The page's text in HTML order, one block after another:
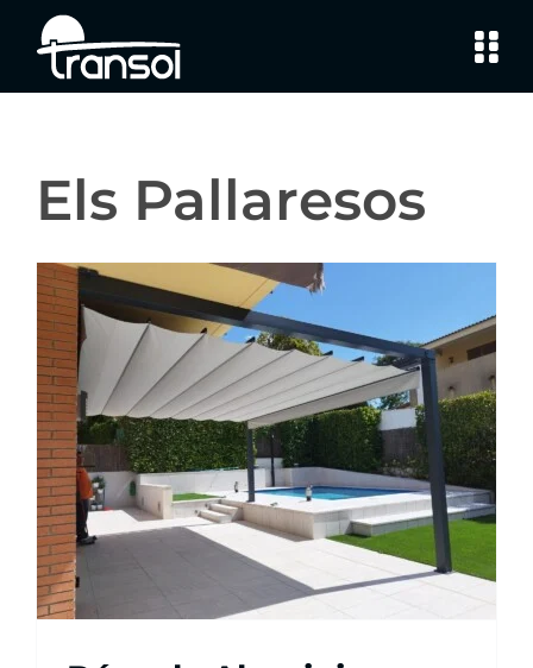
contenido
Els Pallaresos